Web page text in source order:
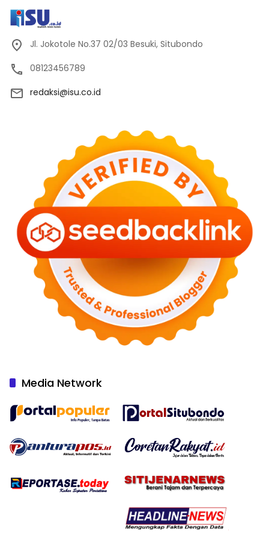
Jl. Jokotole No.37 02/03 Besuki, Situbondo
08123456789
redaksi@isu.co.id
Media Network